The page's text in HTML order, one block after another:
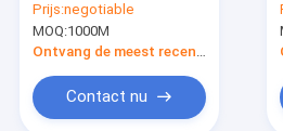
NEEM CONTACT MET ONS OP
nieuws
Kabel van de
Polyestercombinatie
Prijs:negotiable
MOQ:1000M
Ontvang de meest recente Prijs
Contact nu